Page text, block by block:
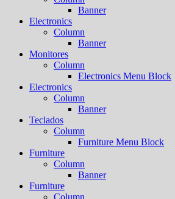
Banner
Electronics
Column
Banner
Monitores
Column
Electronics Menu Block
Electronics
Column
Banner
Teclados
Column
Furniture Menu Block
Furniture
Column
Banner
Furniture
Column